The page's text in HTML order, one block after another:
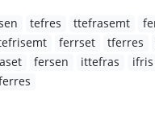
tefres ttefrasemt
ferrset tferres
fersen ittefras ifris